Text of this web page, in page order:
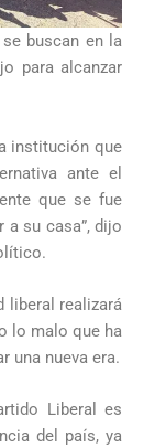
buscan en la
para alcanzar
institución que
ante el
que se fue
a su casa”, dijo
liberal realizará
lo malo que ha
una nueva era.
Liberal es
del país, ya